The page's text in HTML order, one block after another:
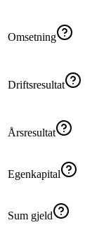
Omsetning
Driftsresultat
Årsresultat
Egenkapital
Sum gjeld